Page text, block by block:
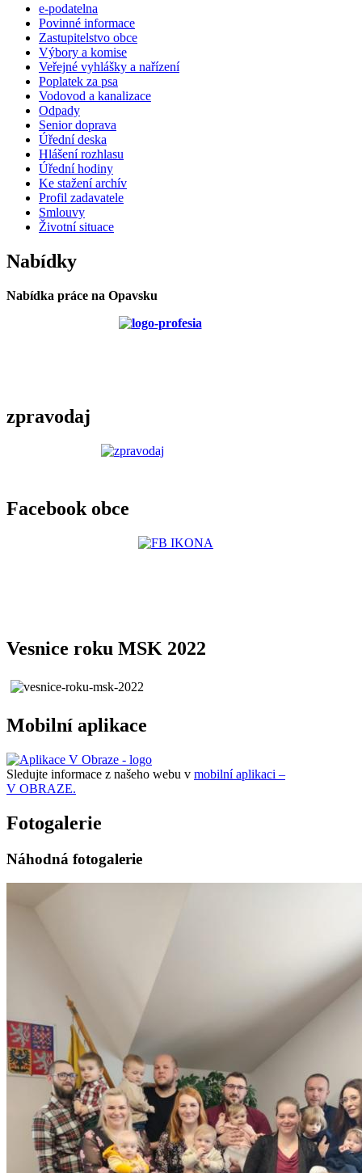
e-podatelna
Povinné informace
Zastupitelstvo obce
Výbory a komise
Veřejné vyhlášky a nařízení
Poplatek za psa
Vodovod a kanalizace
Odpady
Senior doprava
Úřední deska
Hlášení rozhlasu
Úřední hodiny
Ke stažení archív
Profil zadavatele
Smlouvy
Životní situace
Nabídky
Nabídka práce na Opavsku
zpravodaj
Facebook obce
Vesnice roku MSK 2022
Mobilní aplikace
Sledujte informace z našeho webu v mobilní aplikaci –
V OBRAZE.
Fotogalerie
Náhodná fotogalerie